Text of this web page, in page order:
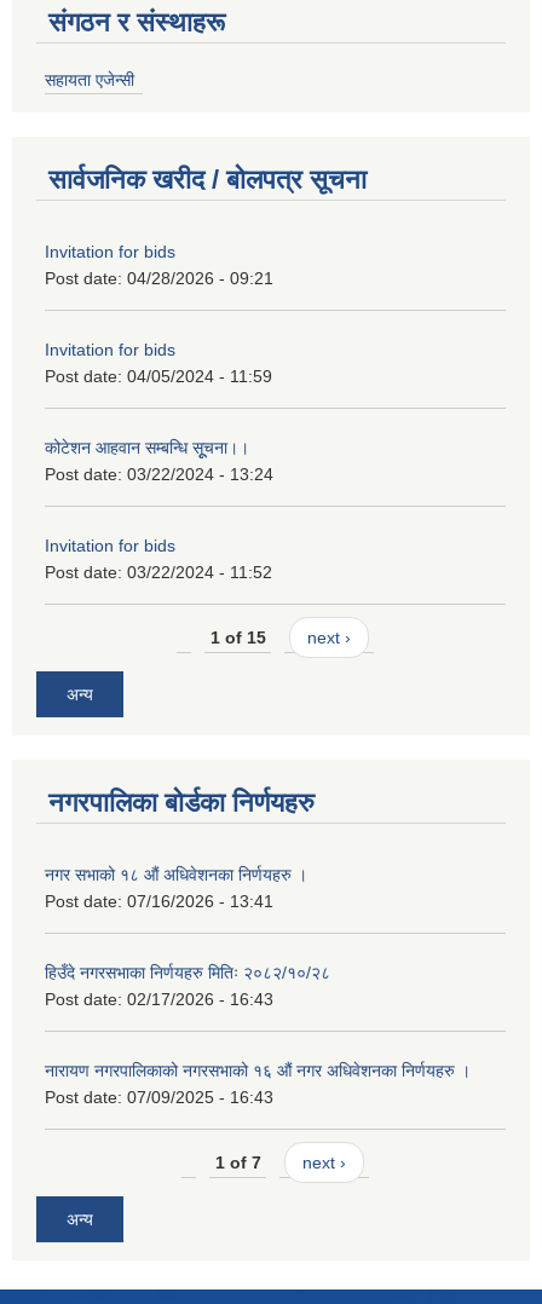
संगठन र संस्थाहरू
सहायता एजेन्सी
सार्वजनिक खरीद / बोलपत्र सूचना
Invitation for bids
Post date: 04/28/2026 - 09:21
Invitation for bids
Post date: 04/05/2024 - 11:59
कोटेशन आहवान सम्बन्धि सूूचना।।
Post date: 03/22/2024 - 13:24
Invitation for bids
Post date: 03/22/2024 - 11:52
1 of 15 next ›
अन्य
नगरपालिका बोर्डका निर्णयहरु
नगर सभाको १८ औं अधिवेशनका निर्णयहरु ।
Post date: 07/16/2026 - 13:41
हिउँदे नगरसभाका निर्णयहरु मितिः २०८२/१०/२८
Post date: 02/17/2026 - 16:43
नारायण नगरपालिकाको नगरसभाको १६ औं नगर अधिवेशनका निर्णयहरु ।
Post date: 07/09/2025 - 16:43
1 of 7 next ›
अन्य